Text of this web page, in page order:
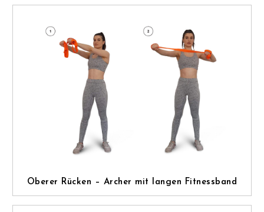
Oberer Rücken – Archer mit langen Fitnessband